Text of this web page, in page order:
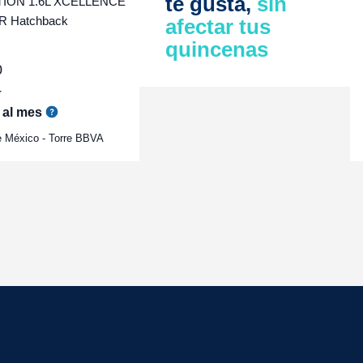
Hatchback
al mes
México - Torre BBVA
afectar tus
quincenas